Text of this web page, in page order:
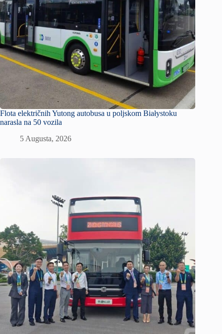
Flota električnih Yutong autobusa u poljskom Białystoku
narasla na 50 vozila
5 Augusta, 2026